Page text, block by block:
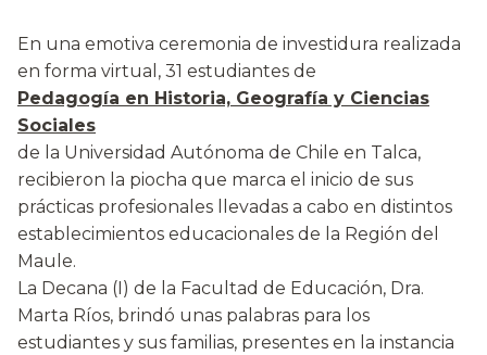
En una emotiva ceremonia de investidura realizada
en forma virtual, 31 estudiantes de
Pedagogía en Historia, Geografía y Ciencias
Sociales
de la Universidad Autónoma de Chile en Talca,
recibieron la piocha que marca el inicio de sus
prácticas profesionales llevadas a cabo en distintos
establecimientos educacionales de la Región del
Maule.
La Decana (I) de la Facultad de Educación, Dra.
Marta Ríos, brindó unas palabras para los
estudiantes y sus familias, presentes en la instancia